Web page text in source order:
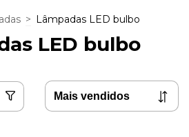
> Lâmpadas LED bulbo
LED bulbo